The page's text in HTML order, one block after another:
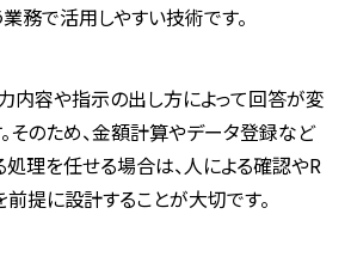
務で活用しやすい技術です。
内容や指示の出し方によって回答が変
そのため、金額計算やデータ登録など
理を任せる場合は、人による確認やR
提に設計することが大切です。